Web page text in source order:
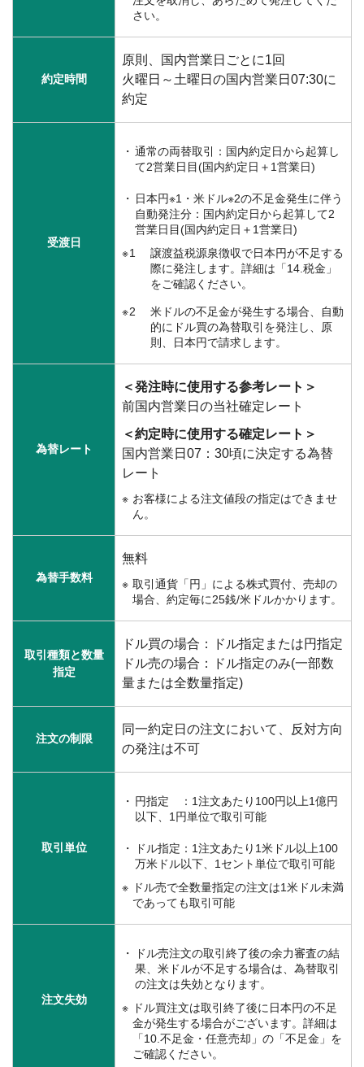
さい。
約定時間
原則、国内営業日ごとに1回
火曜日～土曜日の国内営業日07:30に
約定
受渡日
通常の両替取引：国内約定日から起算し
て2営業日目(国内約定日＋1営業日)
日本円※1・米ドル※2の不足金発生に伴う
自動発注分：国内約定日から起算して2
営業日目(国内約定日＋1営業日)
1
譲渡益税源泉徴収で日本円が不足する
際に発注します。詳細は「14.税金」
をご確認ください。
2
米ドルの不足金が発生する場合、自動
的にドル買の為替取引を発注し、原
則、日本円で請求します。
為替レート
＜発注時に使用する参考レート＞
前国内営業日の当社確定レート
＜約定時に使用する確定レート＞
国内営業日07：30頃に決定する為替
レート
お客様による注文値段の指定はできませ
ん。
為替手数料
無料
取引通貨「円」による株式買付、売却の
場合、約定毎に25銭/米ドルかかります。
取引種類と数量
指定
ドル買の場合：ドル指定または円指定
ドル売の場合：ドル指定のみ(一部数
量または全数量指定)
注文の制限
同一約定日の注文において、反対方向
の発注は不可
取引単位
円指定 ：1注文あたり100円以上1億円
以下、1円単位で取引可能
ドル指定：1注文あたり1米ドル以上100
万米ドル以下、1セント単位で取引可能
ドル売で全数量指定の注文は1米ドル未満
であっても取引可能
注文失効
ドル売注文の取引終了後の余力審査の結
果、米ドルが不足する場合は、為替取引
の注文は失効となります。
ドル買注文は取引終了後に日本円の不足
金が発生する場合がございます。詳細は
「10.不足金・任意売却」の「不足金」を
ご確認ください。